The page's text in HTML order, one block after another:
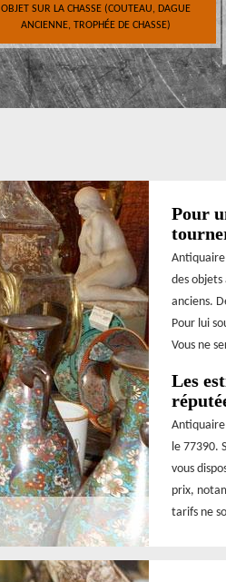
OBJET SUR LA CHASSE (COUTEAU, DAGUE
ANCIENNE, TROPHÉE DE CHASSE)
Pour
Antiquaire
des
anciens.
Pour lui
Vous ne
Les
Antiquaire
le 77390.
vous
prix,
tarifs ne